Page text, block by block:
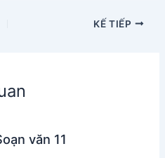
KẾ TIẾP
văn 11